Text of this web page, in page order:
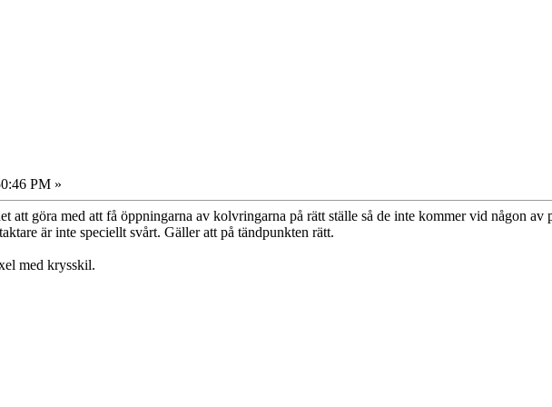
PM »
att göra med att få öppningarna av kolvringarna på rätt ställe så de inte kommer vid någon av
är inte speciellt svårt. Gäller att på tändpunkten rätt.
med krysskil.